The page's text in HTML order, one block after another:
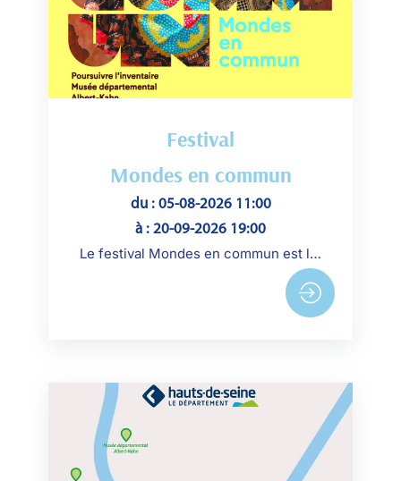
Festival
Mondes en commun
du : 05-08-2026 11:00
à : 20-09-2026 19:00
Le festival Mondes en commun est le rendez-vous estival dédié à la photographie contemporaine dans le jardin du musée.